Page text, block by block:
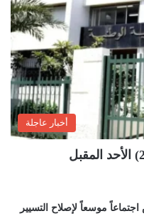
أخبار عاجلة
موسعاً لإصلاح التسيير